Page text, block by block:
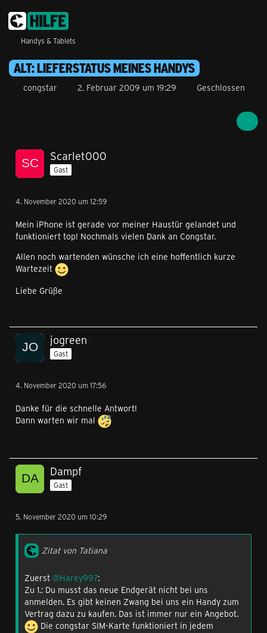
Handys & Tablets
ALT: LIEFERSTATUS MEINES HANDYS
congstar 2. Februar 2009 um 19:29 Geschlossen
Scarlet000
Gast
4. November 2020 um 12:59
Mein iPhone ist gerade vor meiner Haustür gelandet und
funktioniert top! Nochmals vielen Dank an Congstar.
Allen noch wartenden wünsche ich eine hoffentlich kurze
Wartezeit
Liebe Grüße
jogreen
Gast
4. November 2020 um 17:56
Danke für die schnelle Antwort!
Dann warten wir mal
Dampf
Gast
5. November 2020 um 10:29
Zitat von Tatiana
Zuerst @Harey997:
Zu 1.: Du musst das neue Endgerät nicht bei uns
anmelden. Es gibt keinen Zwang bei uns ein Handy zum
Vertrag dazu zu kaufen. Das ist immer nur ein Angebot.
Die congstar SIM-Karte funktioniert in jedem